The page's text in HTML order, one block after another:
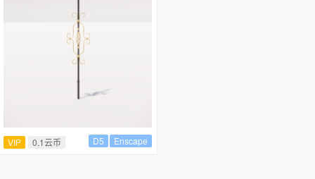
VIP 0.1云币 Enscape
D5